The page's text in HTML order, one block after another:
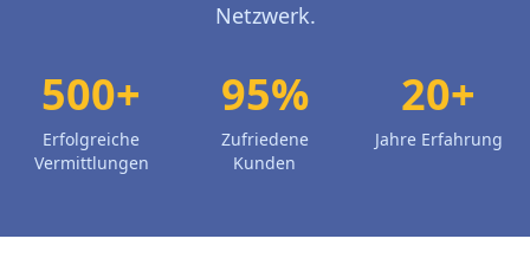
Netzwerk.
500+
Erfolgreiche
Vermittlungen
95%
Zufriedene
Kunden
20+
Jahre Erfahrung